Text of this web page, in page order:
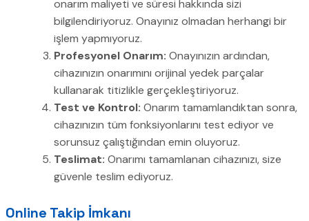
onarım maliyeti ve süresi hakkında sizi
bilgilendiriyoruz. Onayınız olmadan herhangi bir
işlem yapmıyoruz.
Profesyonel Onarım: Onayınızın ardından,
cihazınızın onarımını orijinal yedek parçalar
kullanarak titizlikle gerçekleştiriyoruz.
Test ve Kontrol: Onarım tamamlandıktan sonra,
cihazınızın tüm fonksiyonlarını test ediyor ve
sorunsuz çalıştığından emin oluyoruz.
Teslimat: Onarımı tamamlanan cihazınızı, size
güvenle teslim ediyoruz.
Online Takip İmkanı